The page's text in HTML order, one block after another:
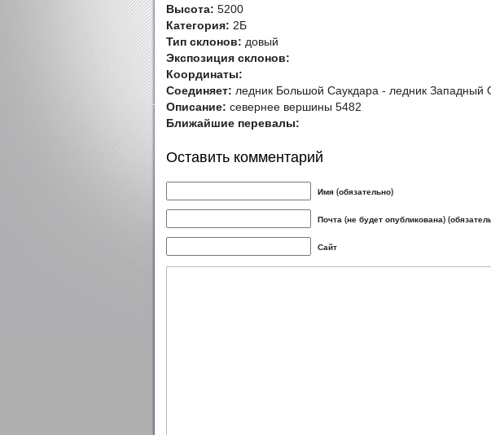
Высота: 5200
Категория: 2Б
Тип склонов: довый
Экспозиция склонов:
Координаты:
Соединяет: ледник Большой Саукдара - ледник Западный
Описание: севернее вершины 5482
Ближайшие перевалы:
Оставить комментарий
Имя (обязательно)
Почта (не будет опубликована)
Сайт